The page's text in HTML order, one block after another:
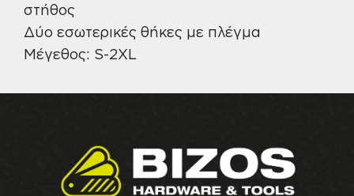
στήθος
Δύο εσωτερικές θήκες με πλέγμα
Μέγεθος: S-2XL